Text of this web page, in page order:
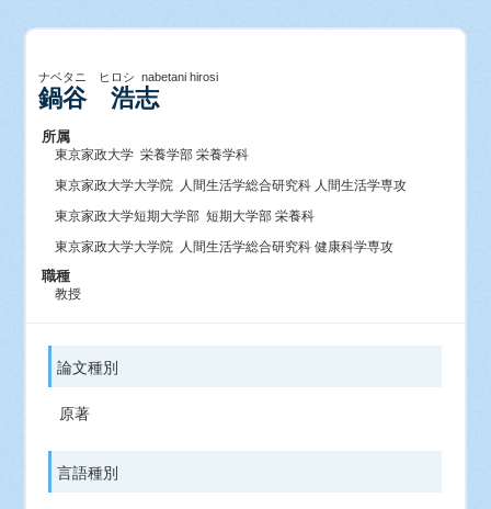
ナベタニ ヒロシ nabetani hirosi
鍋谷 浩志
所属
東京家政大学 栄養学部 栄養学科
東京家政大学大学院 人間生活学総合研究科 人間生活学専攻
東京家政大学短期大学部 短期大学部 栄養科
東京家政大学大学院 人間生活学総合研究科 健康科学専攻
職種
教授
論文種別
原著
言語種別